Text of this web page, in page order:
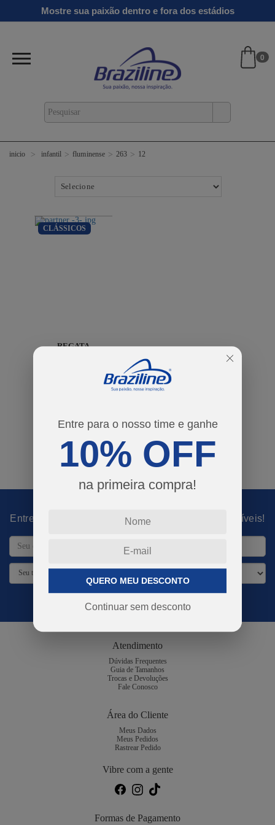
Entre para o nosso time e ganhe
10% OFF
na primeira compra!
QUERO MEU DESCONTO
Continuar sem desconto
Mostre sua paixão dentro e fora dos estádios
0
inicio infantil fluminense 263 12
CLÁSSICOS
REGATA
anterior próximo
Entre para o time e desbloqueie promoções imperdíveis!
Atendimento
Dúvidas Frequentes
Guia de Tamanhos
Trocas e Devoluções
Fale Conosco
Área do Cliente
Meus Dados
Meus Pedidos
Rastrear Pedido
Vibre com a gente
Formas de Pagamento